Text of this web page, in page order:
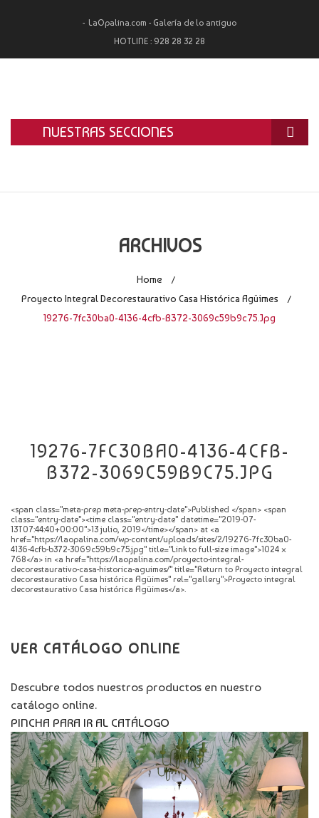
LaOpalina.com - Galería de lo antiguo
HOTLINE : 928 28 32 28
NUESTRAS SECCIONES
LA OPALINA
TASACIÓN Y COMPRA
ARCHIVOS
Home /
Proyecto Integral Decorestaurativo Casa Histórica Agüimes /
19276-7fc30ba0-4136-4cfb-B372-3069c59b9c75.jpg
19276-7FC30BA0-4136-4CFB-
B372-3069C59B9C75.JPG
<span class="meta-prep meta-prep-entry-date">Published </span> <span
class="entry-date"><time class="entry-date" datetime="2019-07-
13T07:44:40+00:00">13 julio, 2019</time></span> at <a
href="https://laopalina.com/wp-content/uploads/sites/2/19276-7fc30ba0-
4136-4cfb-b372-3069c59b9c75.jpg" title="Link to full-size image">1024 ×
768</a> in <a href="https://laopalina.com/proyecto-integral-
decorestaurativo-casa-historica-aguimes/" title="Return to Proyecto integral
decorestaurativo Casa histórica Agüimes" rel="gallery">Proyecto integral
decorestaurativo Casa histórica Agüimes</a>.
VER CATÁLOGO ONLINE
Descubre todos nuestros productos en nuestro
catálogo online.
PINCHA PARA IR AL CATÁLOGO